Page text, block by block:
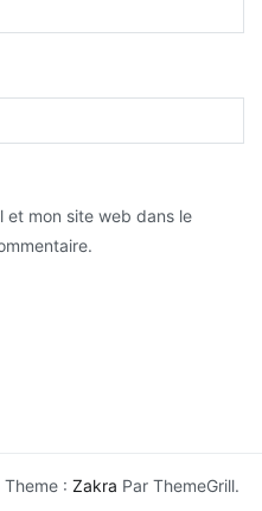
et mon site web dans le
Theme : Zakra Par ThemeGrill.